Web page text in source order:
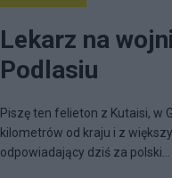
Lekarz na
Podlasiu
Piszę ten felieton z Kutaisi, w
kilometrów od kraju i z
odpowiadający dziś za polski...